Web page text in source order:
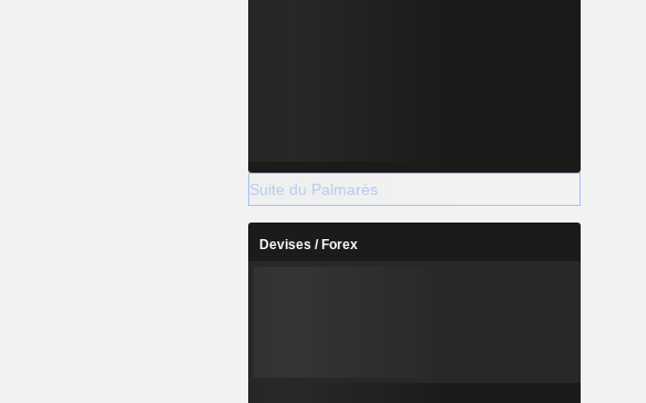
Suite du Palmarès
Devises / Forex